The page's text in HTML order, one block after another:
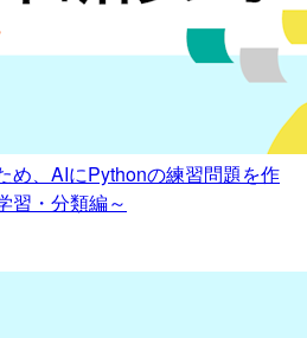
め、AIにPythonの練習問題を作
習・分類編～